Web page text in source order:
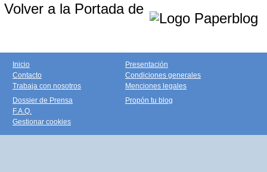
Volver a la Portada de
Inicio
Contacto
Trabaja con nosotros
Presentación
Condiciones generales
Menciones legales
Dossier de Prensa
F.A.Q.
Gestionar cookies
Propón tu blog